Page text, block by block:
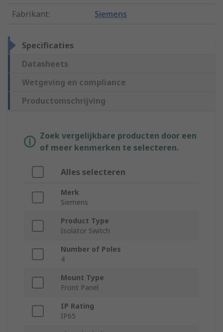
Fabrikant: Siemens
Specificaties
Datasheets
Wetgeving en compliance
Productomschrijving
Zoek vergelijkbare producten door een
of meer kenmerken te selecteren.
Alles selecteren
Merk
Siemens
Product Type
Isolator Switch
Number of Poles
4
Mount Type
Front Panel
IP Rating
IP65